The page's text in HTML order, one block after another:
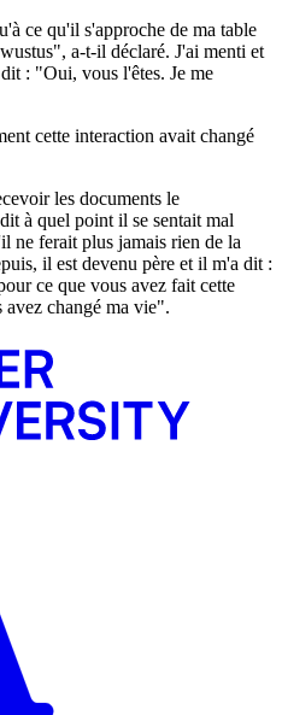
ce qu'il s'approche de ma table
a-t-il déclaré. J'ai menti et
: "Oui, vous l'êtes. Je me
cette interaction avait changé
les documents le
à quel point il se sentait mal
ne ferait plus jamais rien de la
il est devenu père et il m'a dit :
ce que vous avez fait cette
changé ma vie".